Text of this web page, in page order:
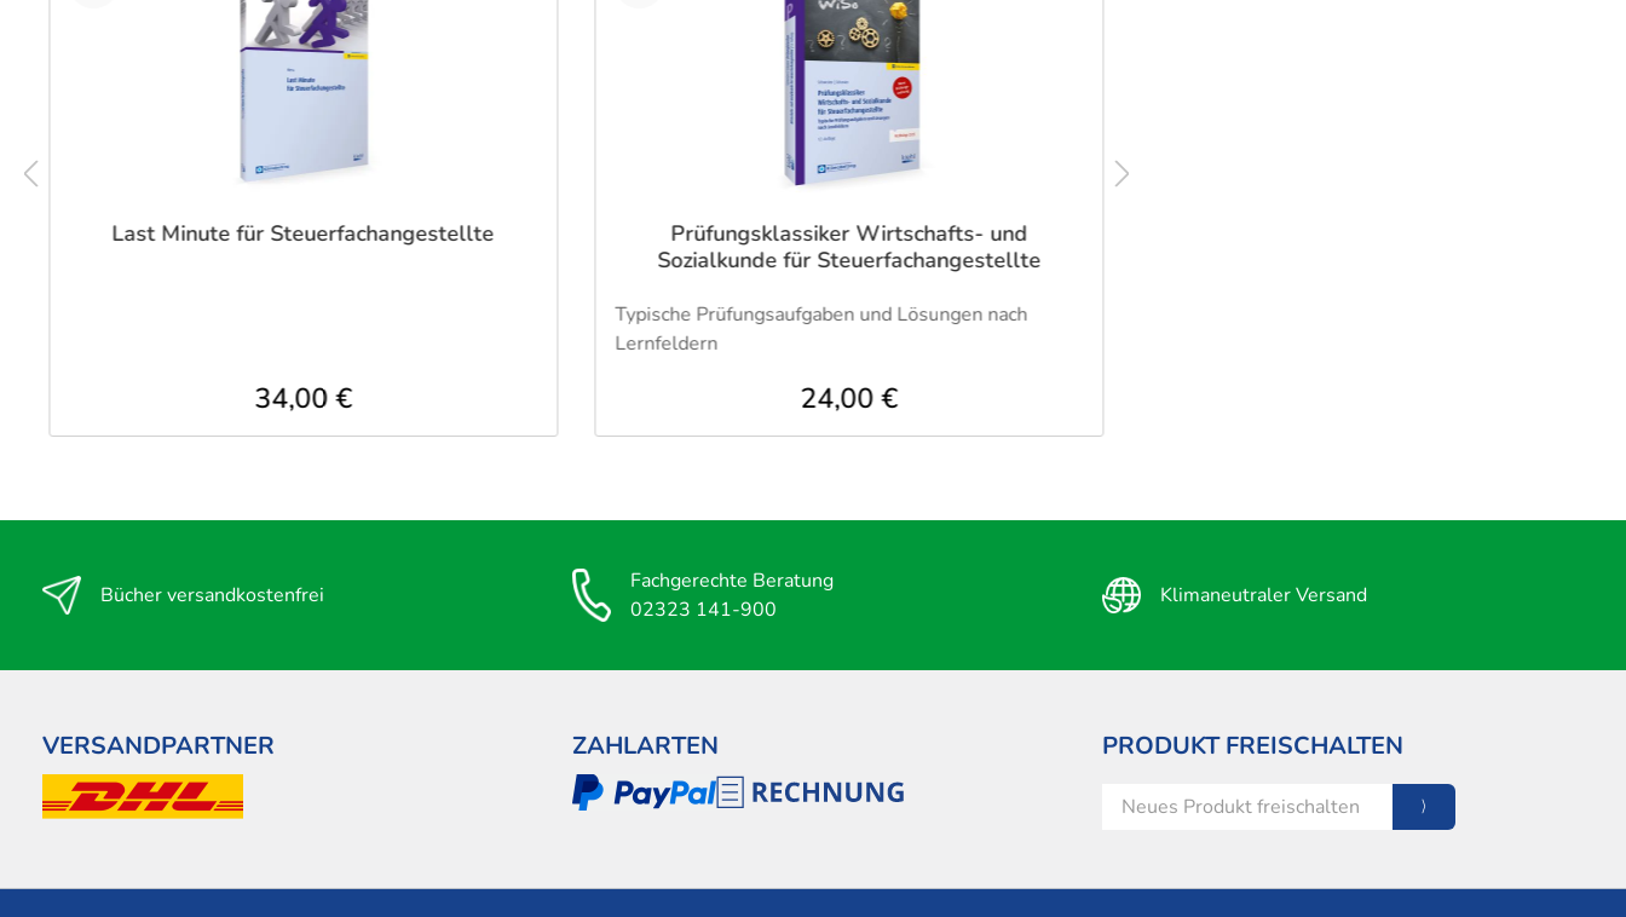
Last Minute für Steuerfachangestellte
34,00 €
Prüfungsklassiker Wirtschafts- und
Sozialkunde für Steuerfachangestellte
Typische Prüfungsaufgaben und Lösungen nach
Lernfeldern
24,00 €
Bücher versandkostenfrei
Fachgerechte Beratung
02323 141-900
Klimaneutraler Versand
VERSANDPARTNER ZAHLARTEN PRODUKT FREISCHALTEN